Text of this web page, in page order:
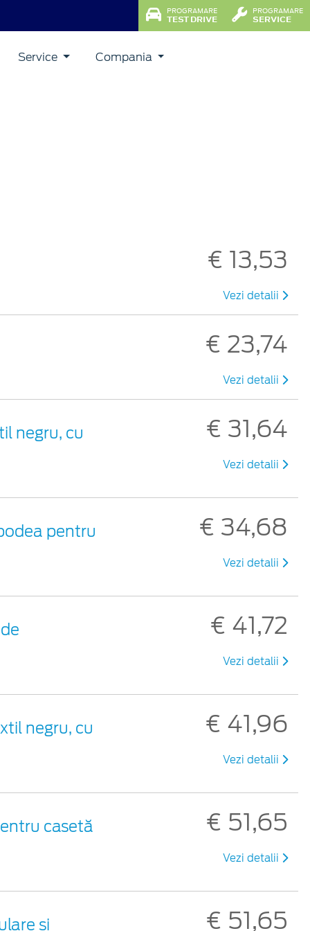
PROGRAMARE
TEST DRIVE
PROGRAMARE
SERVICE
Service Compania
€ 13,53
Vezi detalii
€ 23,74
Vezi detalii
negru, cu € 31,64
Vezi detalii
pentru € 34,68
Vezi detalii
€ 41,72
Vezi detalii
negru, cu € 41,96
Vezi detalii
casetă € 51,65
Vezi detalii
și € 51,65